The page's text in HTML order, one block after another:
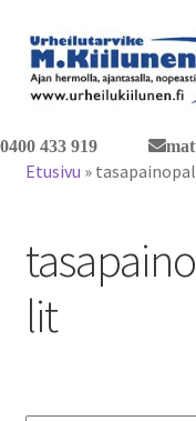
0400 433 919
Siirry
navigointiin
Siirry
sisältöön
Tervetuloa
Yhteystiedot
Etusivu »
lit